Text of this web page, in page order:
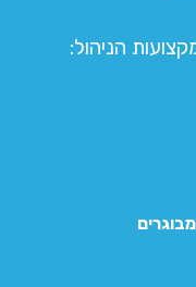
הניהול: